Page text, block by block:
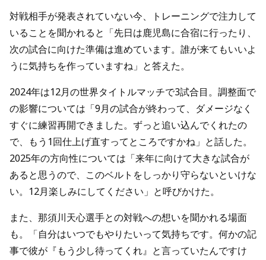
対戦相手が発表されていない今、トレーニングで注力して
いることを聞かれると「先日は鹿児島に合宿に行ったり、
次の試合に向けた準備は進めています。誰が来てもいいよ
うに気持ちを作っていますね」と答えた。
2024年は12月の世界タイトルマッチで3試合目。調整面で
の影響については「9月の試合が終わって、ダメージなく
すぐに練習再開できました。ずっと追い込んでくれたの
で、もう1回仕上げ直すってところですかね」と話した。
2025年の方向性については「来年に向けて大きな試合が
あると思うので、このベルトをしっかり守らないといけな
い。12月楽しみにしてください」と呼びかけた。
また、那須川天心選手との対戦への想いを聞かれる場面
も。「自分はいつでもやりたいって気持ちです。何かの記
事で彼が『もう少し待ってくれ』と言っていたんですけ